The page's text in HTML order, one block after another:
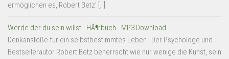
ermöglichen es, Robert Betz' […]
Werde der du sein willst - HÃ¶rbuch - MP3 Download
Denkanstöße für ein selbstbestimmtes Leben Der Psychologe und
Bestsellerautor Robert Betz beherrscht wie nur wenige die Kunst, sein